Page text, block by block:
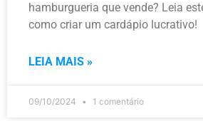
hamburgueria que vende? Leia
como criar um cardápio lucrativo!
LEIA MAIS »
09/10/2024 1 comentário